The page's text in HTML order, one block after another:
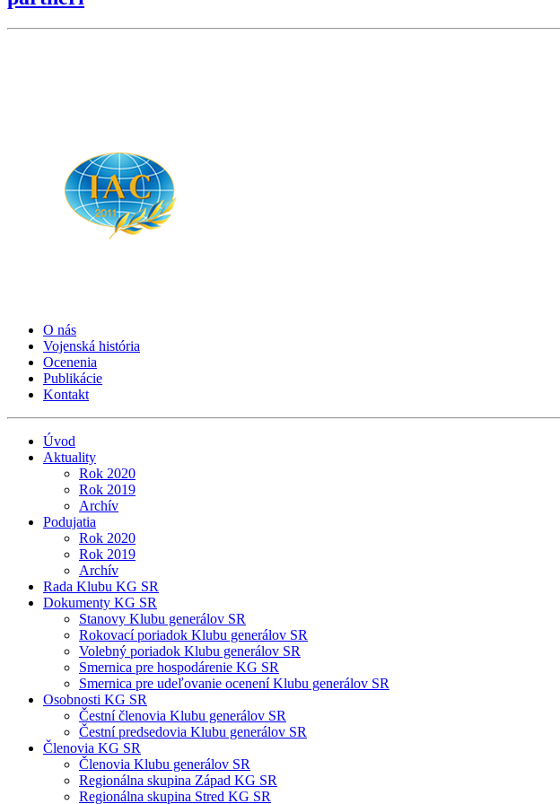
O nás
Vojenská história
Ocenenia
Publikácie
Kontakt
Úvod
Aktuality
Rok 2020
Rok 2019
Archív
Podujatia
Rok 2020
Rok 2019
Archív
Rada Klubu KG SR
Dokumenty KG SR
Stanovy Klubu generálov SR
Rokovací poriadok Klubu generálov SR
Volebný poriadok Klubu generálov SR
Smernica pre hospodárenie KG SR
Smernica pre udeľovanie ocenení Klubu generálov SR
Osobnosti KG SR
Čestní členovia Klubu generálov SR
Čestní predsedovia Klubu generálov SR
Členovia KG SR
Členovia Klubu generálov SR
Regionálna skupina Západ KG SR
Regionálna skupina Stred KG SR